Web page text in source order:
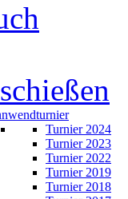
Turnier 2024
Turnier 2023
Turnier 2022
Turnier 2019
Turnier 2018